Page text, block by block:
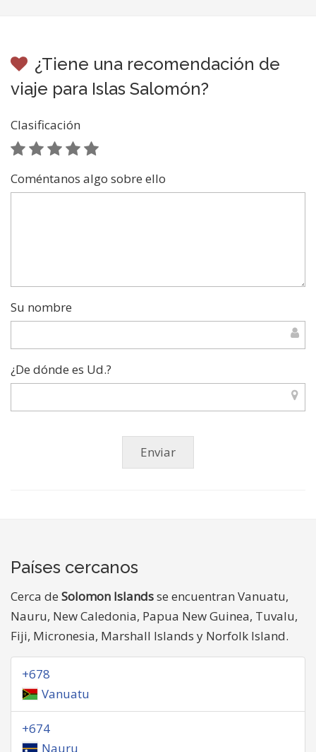
¿Tiene una recomendación de
viaje para Islas Salomón?
Clasificación
Coméntanos algo sobre ello
Su nombre
¿De dónde es Ud.?
Países cercanos
Cerca de Solomon Islandsse encuentran Vanuatu,
Nauru, New Caledonia, Papua New Guinea, Tuvalu,
Fiji, Micronesia, Marshall Islands y Norfolk Island.
+678
Vanuatu
+674
Nauru